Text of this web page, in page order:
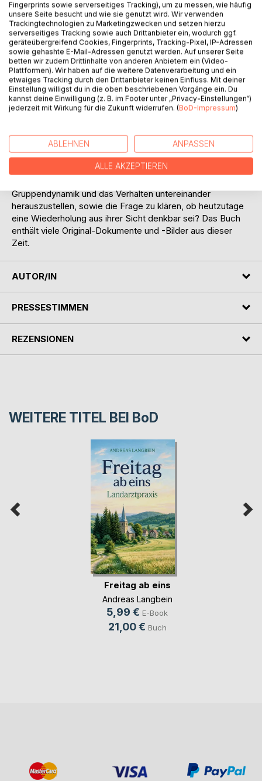
BESCHREIBUNG
Ein Buch über das Leben von Margret Berg im Zweiten
durch die Erziehungsmaßnahmen des Hitler-Regimes und
der NSDAP-Partei. Zudem ihre Wahrnehmung über die
Nationalsozialistische Ideologie, inklusiv die Bedeutung der
Gruppendynamik und das Verhalten untereinander
herauszustellen, sowie die Frage zu klären, ob heutzutage
eine Wiederholung aus ihrer Sicht denkbar sei? Das Buch
enthält viele Original-Dokumente und -Bilder aus dieser
Zeit.
AUTOR/IN
PRESSESTIMMEN
REZENSIONEN
WEITERE TITEL BEI BoD
Freitag ab eins
Andreas Langbein
5,99 € E-Book
21,00 € Buch
Fingerprints sowie serverseitiges Tracking), um zu messen, wie häufig
unsere Seite besucht und wie sie genutzt wird. Wir verwenden
Trackingtechnologien zu Marketingzwecken und setzen hierzu
serverseitiges Tracking sowie auch Drittanbieter ein, wodurch ggf.
geräteübergreifend Cookies, Fingerprints, Tracking-Pixel, IP-Adressen
sowie gehashte E-Mail-Adressen genutzt werden. Auf unserer Seite
betten wir zudem Drittinhalte von anderen Anbietern ein (Video-
Plattformen). Wir haben auf die weitere Datenverarbeitung und ein
etwaiges Tracking durch den Drittanbieter keinen Einfluss. Mit deiner
Einstellung willigst du in die oben beschriebenen Vorgänge ein. Du
kannst deine Einwilligung (z. B. im Footer unter „Privacy-Einstellungen“)
jederzeit mit Wirkung für die Zukunft widerrufen. (BoD-Impressum)
ABLEHNEN ANPASSEN
ALLE AKZEPTIEREN